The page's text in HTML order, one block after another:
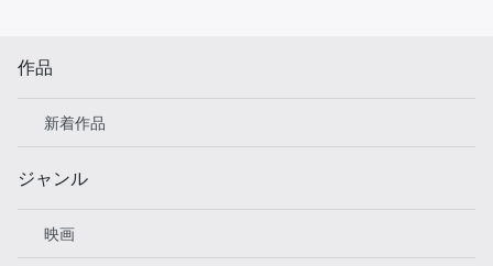
作品
新着作品
ジャンル
映画